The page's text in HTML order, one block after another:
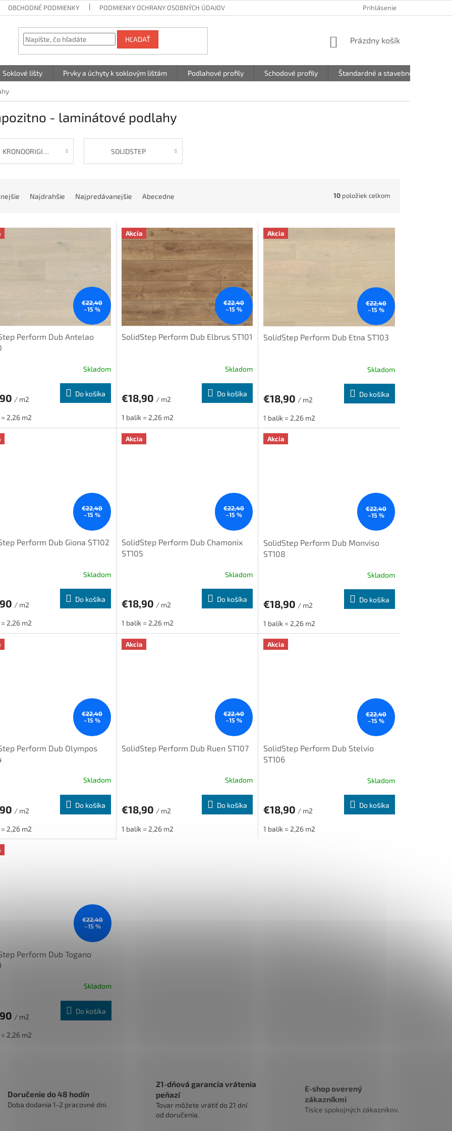
OBCHODNÉ PODMIENKY PODMIENKY OCHRANY OSOBNÝCH ÚDAJOV Prihlásenie
HĽADAŤ
NÁKUPNÝ
Prázdny košík
Soklové lišty Prvky a úchyty k soklovým lištám Podlahové profily Schodové profily Štandardné a stavebné profily
- laminátové podlahy
KRONOORIGINAL SOLIDSTEP
Najdrahšie Najpredávanejšie Abecedne 10 položiek celkom
€22,40
–15 %
Perform Dub Antelao
Skladom
/ m2
Do košíka
2,26 m2
Akcia
€22,40
–15 %
SolidStep Perform Dub Elbrus ST101
Skladom
€18,90 / m2
Do košíka
1 balík = 2,26 m2
Akcia
€22,40
–15 %
SolidStep Perform Dub Etna ST103
Skladom
€18,90 / m2
Do košíka
1 balík = 2,26 m2
€22,40
–15 %
Perform Dub Giona ST102
Skladom
/ m2
Do košíka
2,26 m2
Akcia
€22,40
–15 %
SolidStep Perform Dub Chamonix
ST105
Skladom
€18,90 / m2
Do košíka
1 balík = 2,26 m2
Akcia
€22,40
–15 %
SolidStep Perform Dub Monviso
ST108
Skladom
€18,90 / m2
Do košíka
1 balík = 2,26 m2
€22,40
–15 %
Perform Dub Olympos
Skladom
/ m2
Do košíka
2,26 m2
Akcia
€22,40
–15 %
SolidStep Perform Dub Ruen ST107
Skladom
€18,90 / m2
Do košíka
1 balík = 2,26 m2
Akcia
€22,40
–15 %
SolidStep Perform Dub Stelvio
ST106
Skladom
€18,90 / m2
Do košíka
1 balík = 2,26 m2
€22,40
–15 %
Perform Dub Togano
Skladom
/ m2
Do košíka
2,26 m2
á
a
c
Doručenie do 48 hodín
Doba dodania 1-2 pracovné dni.
21-dňová garancia vrátenia
peňazí
Tovar môžete vrátiť do 21 dní
od doručenia.
E-shop overený
zákazníkmi
Tisíce spokojných zákazníkov.